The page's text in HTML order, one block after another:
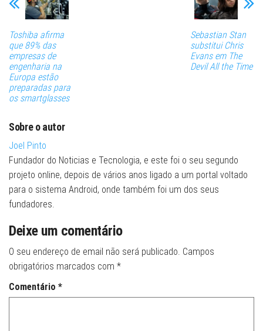
Toshiba afirma
que 89% das
empresas de
engenharia na
Europa estão
preparadas para
os smartglasses
Sebastian Stan
substitui Chris
Evans em The
Devil All the Time
Sobre o autor
Joel Pinto
Fundador do Noticias e Tecnologia, e este foi o seu segundo
projeto online, depois de vários anos ligado a um portal voltado
para o sistema Android, onde também foi um dos seus
fundadores.
Deixe um comentário
O seu endereço de email não será publicado. Campos
obrigatórios marcados com *
Comentário *